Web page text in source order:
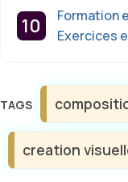
Formation
Exercices
Étiquettes
creation